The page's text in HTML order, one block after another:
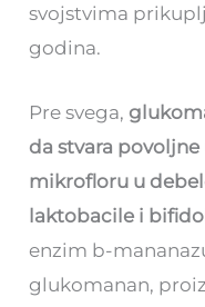
svojstvima
godina.
Pre svega,
da stvara
mikrofloru u
laktobacile i
enzim b-
glukomanan,